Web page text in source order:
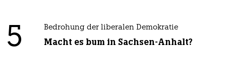
5 Bedrohung der liberalen Demokratie
Macht es bum in Sachsen-Anhalt?